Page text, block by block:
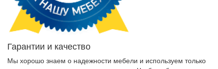
Гарантии и качество
Мы хорошо знаем о надежности мебели и используем только